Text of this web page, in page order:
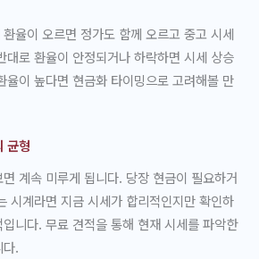
율이 오르면 정가도 함께 오르고 중고 시세
대로 환율이 안정되거나 하락하면 시세 상승
율이 높다면 현금화 타이밍으로 고려해볼 만
균형
계속 미루게 됩니다. 당장 현금이 필요하거
시계라면 지금 시세가 합리적인지만 확인하
니다. 무료 견적을 통해 현재 시세를 파악한
.